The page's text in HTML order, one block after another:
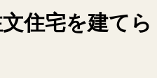
住宅を建てら